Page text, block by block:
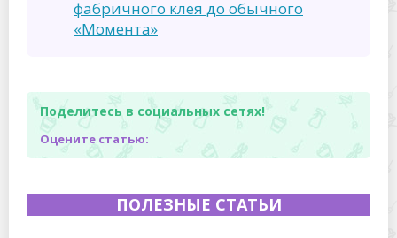
фабричного клея до обычного
«Момента»
Поделитесь в социальных сетях!
Оцените статью:
ПОЛЕЗНЫЕ СТАТЬИ